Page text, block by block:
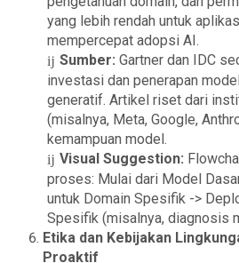
yang lebih rendah untuk
mempercepat adopsi AI.
Sumber: Gartner dan IDC
investasi dan penerapan
generatif. Artikel riset dari
(misalnya, Meta, Google,
kemampuan model.
Visual Suggestion:
proses: Mulai dari Model
untuk Domain Spesifik ->
Spesifik (misalnya, diagnosis
Etika dan Kebijakan
Proaktif